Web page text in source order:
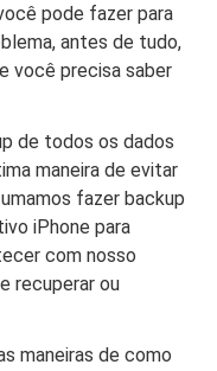
pode fazer para
antes de tudo,
você precisa saber
de todos os dados
maneira de evitar
fazer backup
iPhone para
com nosso
recuperar ou
maneiras de como